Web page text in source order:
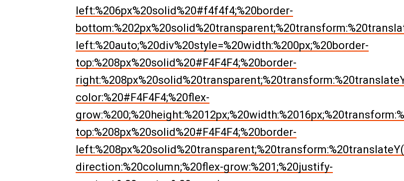
left:%206px%20solid%20#f4f4f4;%20border-
left:%20auto;%20div%20style=%20width:%200px;%20border-
top:%208px%20solid%20#F4F4F4;%20border-
color:%20#F4F4F4;%20flex-
top:%208px%20solid%20#F4F4F4;%20border-
direction:%20column;%20flex-grow:%201;%20justify-